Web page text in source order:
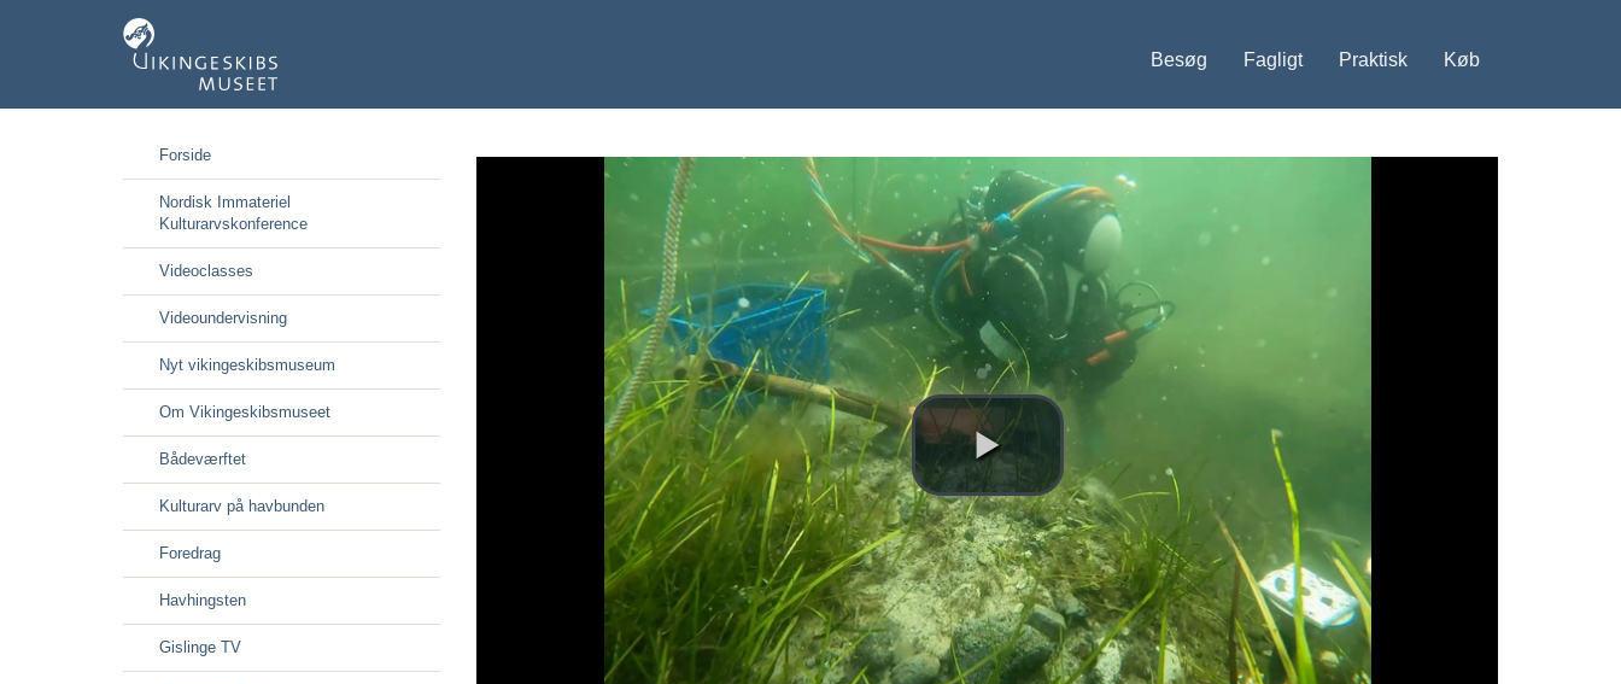
Besøg Fagligt Praktisk Køb
Forside
Nordisk Immateriel
Kulturarvskonference
Videoclasses
Videoundervisning
Nyt vikingeskibsmuseum
Om Vikingeskibsmuseet
Bådeværftet
Kulturarv på havbunden
Foredrag
Havhingsten
Gislinge TV